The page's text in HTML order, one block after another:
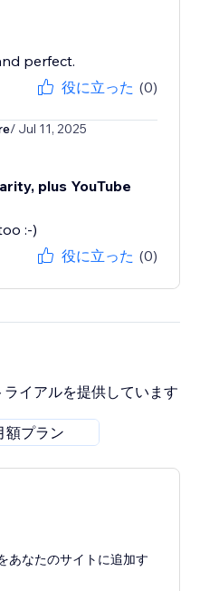
perfect.
役に立った (0)
/ Jul 11, 2025
plus YouTube
:-)
役に立った (0)
イアルを提供しています
額プラン
あなたのサイトに追加す